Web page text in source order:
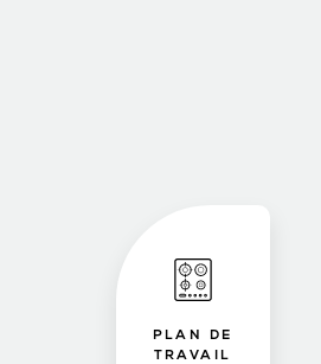
PLAN DE
TRAVAIL